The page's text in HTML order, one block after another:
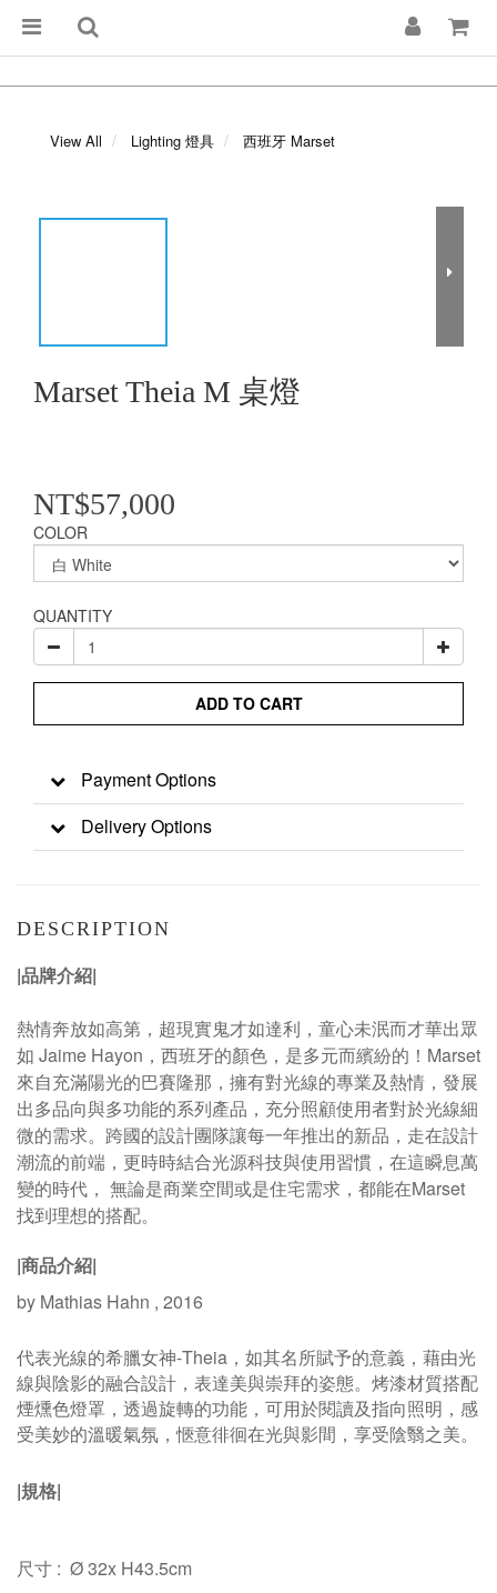
View All Lighting 燈具 西班牙 Marset
Marset Theia M 桌燈
NT$57,000
COLOR
QUANTITY
ADD TO CART
Payment Options
Delivery Options
DESCRIPTION
|品牌介紹|
熱情奔放如高第，超現實鬼才如達利，童心未泯而才華出眾
如 Jaime Hayon，西班牙的顏色，是多元而繽紛的！Marset
來自充滿陽光的巴賽隆那，擁有對光線的專業及熱情，發展
出多品向與多功能的系列產品，充分照顧使用者對於光線細
微的需求。跨國的設計團隊讓每一年推出的新品，走在設計
潮流的前端，更時時結合光源科技與使用習慣，在這瞬息萬
變的時代， 無論是商業空間或是住宅需求，都能在Marset
找到理想的搭配。
|商品介紹|
by Mathias Hahn , 2016
代表光線的希臘女神-Theia，如其名所賦予的意義，藉由光
線與陰影的融合設計，表達美與崇拜的姿態。烤漆材質搭配
煙燻色燈罩，透過旋轉的功能，可用於閱讀及指向照明，感
受美妙的溫暖氣氛，愜意徘徊在光與影間，享受陰翳之美。
|規格|
尺寸 : Ø 32x H43.5cm